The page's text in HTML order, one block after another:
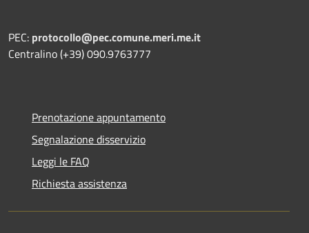
PEC: protocollo@pec.comune.meri.me.it
Centralino (+39) 090.9763777
Prenotazione appuntamento
Segnalazione disservizio
Leggi le FAQ
Richiesta assistenza